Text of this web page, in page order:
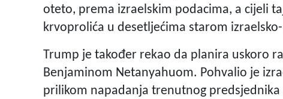
oteto, prema izraelskim podacima, a cijeli
krvoprolića u desetljećima starom
Trump je također rekao da planira uskoro
Benjaminom Netanyahuom. Pohvalio je
prilikom napadanja trenutnog predsjednika